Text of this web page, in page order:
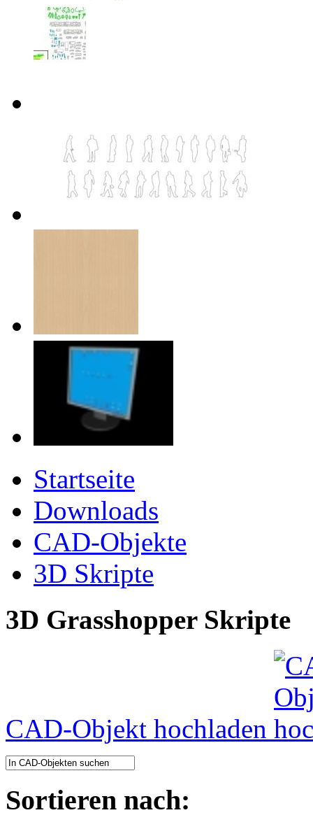
Startseite
Downloads
CAD-Objekte
3D Skripte
3D Grasshopper Skripte
CAD-Objekt hochladen
Sortieren nach: